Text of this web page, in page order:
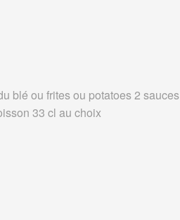
blé ou frites ou potatoes 2 sauces
33 cl au choix